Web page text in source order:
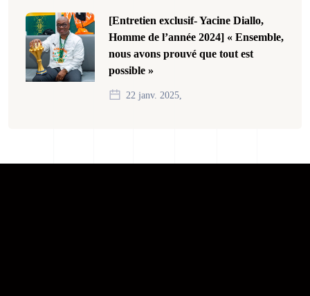
[Entretien exclusif- Yacine Diallo,
Homme de l’année 2024] « Ensemble,
nous avons prouvé que tout est
possible »
22 janv. 2025,